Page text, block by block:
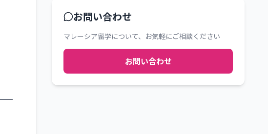
お問い合わせ
マレーシア留学について、お気軽にご相談ください
お問い合わせ